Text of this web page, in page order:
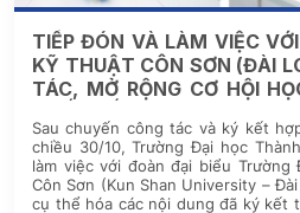
TIẾP ĐÓN VÀ LÀM VIỆC
KỸ THUẬT CÔN SƠN (ĐÀI
TÁC, MỞ RỘNG CƠ HỘI
Sau chuyến công tác và ký kết
chiều 30/10, Trường Đại học
làm việc với đoàn đại biểu Trường
Côn Sơn (Kun Shan University –
cụ thể hóa các nội dung đã ký kết